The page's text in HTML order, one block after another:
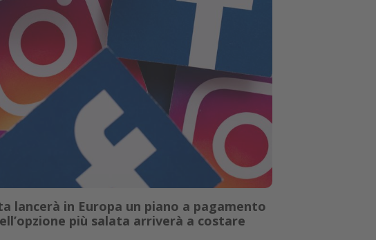
lancerà in Europa un piano a pagamento
più salata arriverà a costare